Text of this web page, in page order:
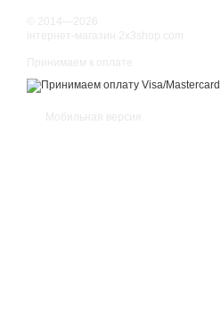
© 2014—2026
інтернет-магазин 2x3shop.com
Принимаем к оплате
Мобильная версия